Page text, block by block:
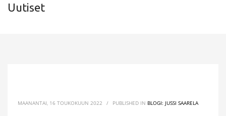
Uutiset
MAANANTAI, 16 TOUKOKUUN 2022 / PUBLISHED IN BLOGI: JUSSI SAARELA